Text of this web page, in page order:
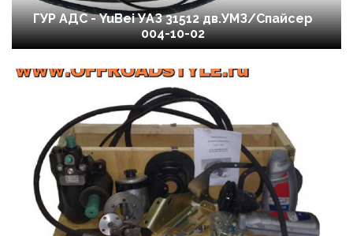
ГУР АДС - YuBei УАЗ 31512 дв.УМЗ/Спайсер
004-10-02